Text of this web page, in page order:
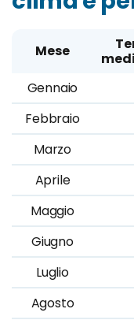
Mese
Gennaio
Febbraio
Marzo
Aprile
Maggio
Giugno
Luglio
Agosto